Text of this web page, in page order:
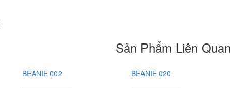
Sản Phẩm Liên Quan
BEANIE 002 BEANIE 020